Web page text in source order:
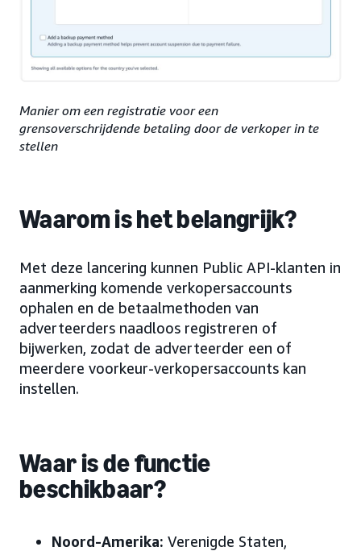
Manier om een registratie voor een
grensoverschrijdende betaling door de verkoper in te
stellen
Waarom is het belangrijk?
Met deze lancering kunnen Public API-klanten in
aanmerking komende verkopersaccounts
ophalen en de betaalmethoden van
adverteerders naadloos registreren of
bijwerken, zodat de adverteerder een of
meerdere voorkeur-verkopersaccounts kan
instellen.
Waar is de functie
beschikbaar?
Noord-Amerika: Verenigde Staten,